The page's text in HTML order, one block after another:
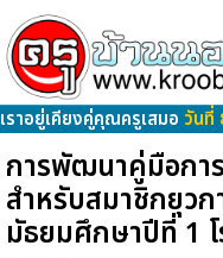
เราอยู่เคียงคู่คุณครูเสมอ วันที่
การพัฒนาคู่มือกา
สำหรับสมาชิกยุว
มัธยมศึกษาปีที่ 1